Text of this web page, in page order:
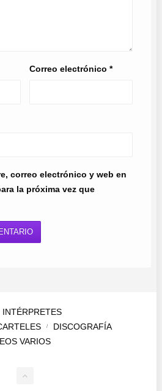
Correo electrónico*
correo electrónico y web en
la próxima vez que
INTÉRPRETES
DISCOGRAFÍA
VARIOS